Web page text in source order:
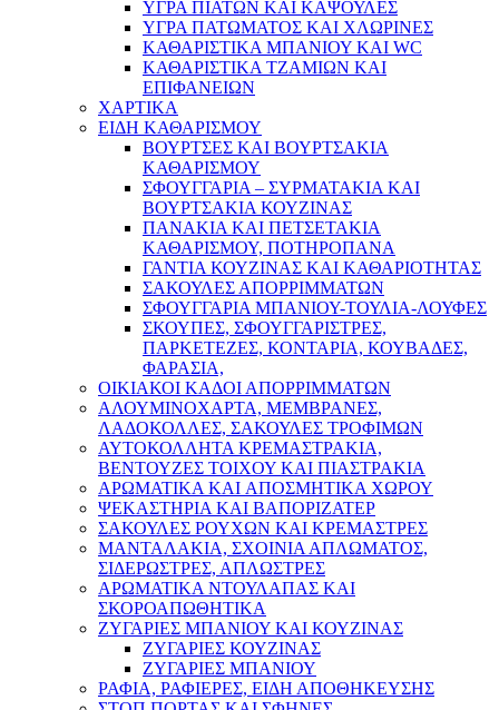
ΥΓΡΑ ΠΙΑΤΩΝ ΚΑΙ ΚΑΨΟΥΛΕΣ
ΥΓΡΑ ΠΑΤΩΜΑΤΟΣ ΚΑΙ ΧΛΩΡΙΝΕΣ
ΚΑΘΑΡΙΣΤΙΚΑ ΜΠΑΝΙΟΥ ΚΑΙ WC
ΚΑΘΑΡΙΣΤΙΚΑ ΤΖΑΜΙΩΝ ΚΑΙ
ΕΠΙΦΑΝΕΙΩΝ
ΧΑΡΤΙΚΑ
ΕΙΔΗ ΚΑΘΑΡΙΣΜΟΥ
ΒΟΥΡΤΣΕΣ ΚΑΙ ΒΟΥΡΤΣΑΚΙΑ
ΚΑΘΑΡΙΣΜΟΥ
ΣΦΟΥΓΓΑΡΙΑ – ΣΥΡΜΑΤΑΚΙΑ ΚΑΙ
ΒΟΥΡΤΣΑΚΙΑ ΚΟΥΖΙΝΑΣ
ΠΑΝΑΚΙΑ ΚΑΙ ΠΕΤΣΕΤΑΚΙΑ
ΚΑΘΑΡΙΣΜΟΥ, ΠΟΤΗΡΟΠΑΝΑ
ΓΑΝΤΙΑ ΚΟΥΖΙΝΑΣ ΚΑΙ ΚΑΘΑΡΙΟΤΗΤΑΣ
ΣΑΚΟΥΛΕΣ ΑΠΟΡΡΙΜΜΑΤΩΝ
ΣΦΟΥΓΓΑΡΙΑ ΜΠΑΝΙΟΥ-ΤΟΥΛΙΑ-ΛΟΥΦΕΣ
ΣΚΟΥΠΕΣ, ΣΦΟΥΓΓΑΡΙΣΤΡΕΣ,
ΠΑΡΚΕΤΕΖΕΣ, ΚΟΝΤΑΡΙΑ, ΚΟΥΒΑΔΕΣ,
ΦΑΡΑΣΙΑ,
ΟΙΚΙΑΚΟΙ ΚΑΔΟΙ ΑΠΟΡΡΙΜΜΑΤΩΝ
ΑΛΟΥΜΙΝΟΧΑΡΤΑ, ΜΕΜΒΡΑΝΕΣ,
ΛΑΔΟΚΟΛΛΕΣ, ΣΑΚΟΥΛΕΣ ΤΡΟΦΙΜΩΝ
ΑΥΤΟΚΟΛΛΗΤΑ ΚΡΕΜΑΣΤΡΑΚΙΑ,
ΒΕΝΤΟΥΖΕΣ ΤΟΙΧΟΥ ΚΑΙ ΠΙΑΣΤΡΑΚΙΑ
ΑΡΩΜΑΤΙΚΑ KAI ΑΠΟΣΜΗΤΙΚΑ ΧΩΡΟΥ
ΨΕΚΑΣΤΗΡΙΑ ΚΑΙ ΒΑΠΟΡΙΖΑΤΕΡ
ΣΑΚΟΥΛΕΣ ΡΟΥΧΩΝ ΚΑΙ ΚΡΕΜΑΣΤΡΕΣ
ΜΑΝΤΑΛΑΚΙΑ, ΣΧΟΙΝΙΑ ΑΠΛΩΜΑΤΟΣ,
ΣΙΔΕΡΩΣΤΡΕΣ, ΑΠΛΩΣΤΡΕΣ
ΑΡΩΜΑΤΙΚΑ ΝΤΟΥΛΑΠΑΣ ΚΑΙ
ΣΚΟΡΟΑΠΩΘΗΤΙΚΑ
ΖΥΓΑΡΙΕΣ ΜΠΑΝΙΟΥ ΚΑΙ ΚΟΥΖΙΝΑΣ
ΖΥΓΑΡΙΕΣ ΚΟΥΖΙΝΑΣ
ΖΥΓΑΡΙΕΣ ΜΠΑΝΙΟΥ
ΡΑΦΙΑ, ΡΑΦΙΕΡΕΣ, ΕΙΔΗ ΑΠΟΘΗΚΕΥΣΗΣ